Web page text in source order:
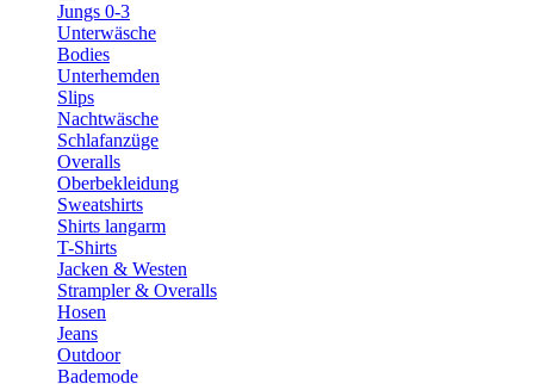
Jungs 0-3
Unterwäsche
Bodies
Unterhemden
Slips
Nachtwäsche
Schlafanzüge
Overalls
Oberbekleidung
Sweatshirts
Shirts langarm
T-Shirts
Jacken & Westen
Strampler & Overalls
Hosen
Jeans
Outdoor
Bademode